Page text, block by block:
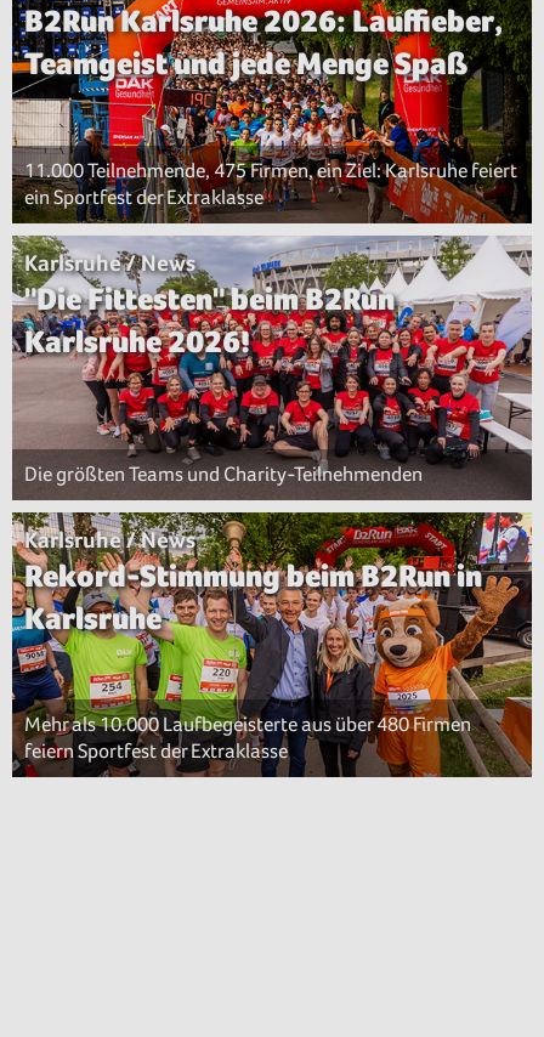
B2Run Karlsruhe 2026: Lauffieber,
Teamgeist und jede Menge Spaß
11.000 Teilnehmende, 475 Firmen, ein Ziel: Karlsruhe feiert
ein Sportfest der Extraklasse
Karlsruhe / News
"Die Fittesten" beim B2Run
Karlsruhe 2026!
Die größten Teams und Charity-Teilnehmenden
Karlsruhe / News
Rekord-Stimmung beim B2Run in
Karlsruhe
Mehr als 10.000 Laufbegeisterte aus über 480 Firmen
feiern Sportfest der Extraklasse